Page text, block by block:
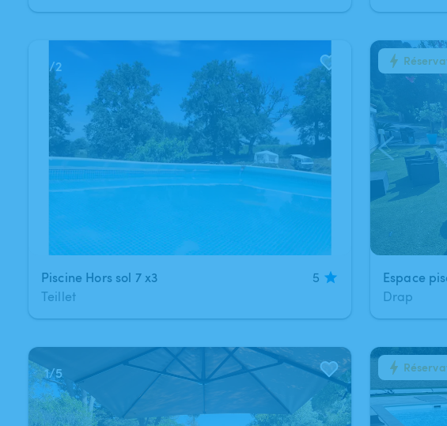
/2
Piscine Hors sol 7 x3
5
Teillet
1/34
Drap
1/5 1/14